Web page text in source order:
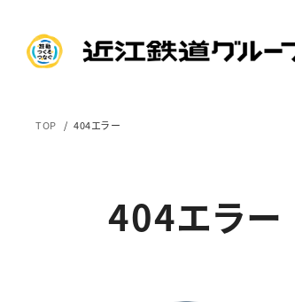
TOP 404エラー
404エラー